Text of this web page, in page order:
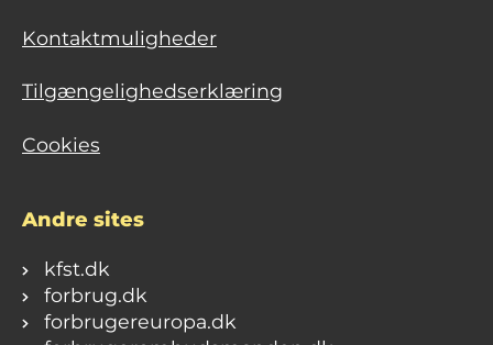
Kontaktmuligheder
Tilgængelighedserklæring
Cookies
Andre sites
kfst.dk
forbrug.dk
forbrugereuropa.dk